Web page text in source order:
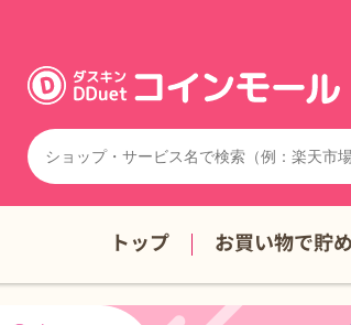
トップ お買い物で貯